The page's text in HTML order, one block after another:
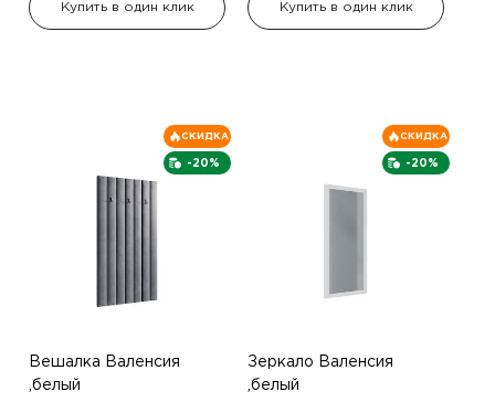
Купить в один клик Купить в один клик
-20%
СКИДКА
Вешалка Валенсия
,белый
-20%
СКИДКА
Зеркало Валенсия
,белый